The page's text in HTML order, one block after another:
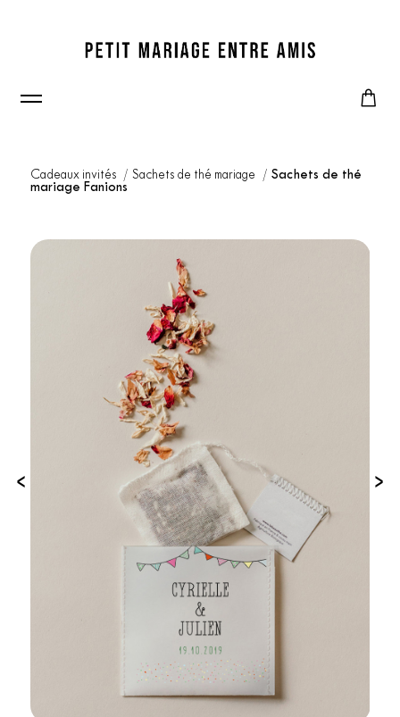
Cadeaux invités Sachets de thé mariage
Sachets de thé
mariage Fanions
‹ ›